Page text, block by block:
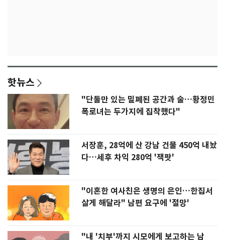
핫뉴스
"단둘만 있는 밀폐된 공간과 술…황정민
폭로녀는 두가지에 집착했다"
서장훈, 28억에 산 강남 건물 450억 내놨
다…세후 차익 280억 '잭팟'
"이혼한 여사친은 생명의 은인…한집서
살게 해달라" 남편 요구에 '절망'
"내 '치부'까지 시모에게 보고하는 남